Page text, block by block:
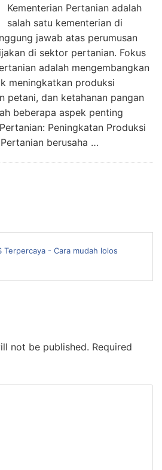
Kementerian Pertanian adalah
salah satu kementerian di
jawab atas perumusan
di sektor pertanian. Fokus
adalah mengembangkan
meningkatkan produksi
petani, dan ketahanan pangan
beberapa aspek penting
Peningkatan Produksi
berusaha …
Terpercaya - Cara mudah lolos
not be published. Required